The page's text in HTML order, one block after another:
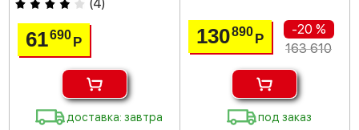
(4)
61690Р
доставка: завтра
130890 Р
-20 %
163 610
под заказ